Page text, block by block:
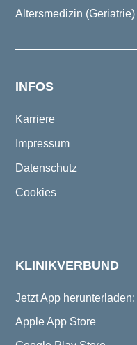
Altersmedizin (Geriatrie)
INFOS
Karriere
Impressum
Datenschutz
Cookies
KLINIKVERBUND
Jetzt App herunterladen:
Apple App Store